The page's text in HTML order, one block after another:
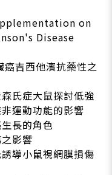
on
Disease
吉西他濱抗藥性之
氏症大鼠探討低強
運動功能的影響
長的角色
影響
導小鼠視網膜損傷